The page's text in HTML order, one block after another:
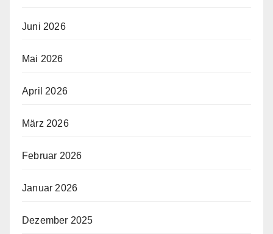
Juni 2026
Mai 2026
April 2026
März 2026
Februar 2026
Januar 2026
Dezember 2025